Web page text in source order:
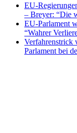
EU-
– Breyer: “Die
EU-Parlament
“Wahrer
Verfahrenstrick
Parlament bei